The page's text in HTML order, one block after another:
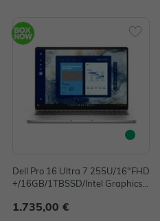
Dell Pro 16 Ultra 7 255U/16"FHD
+/16GB/1TBSSD/Intel Graphics/F
1.735,00 €